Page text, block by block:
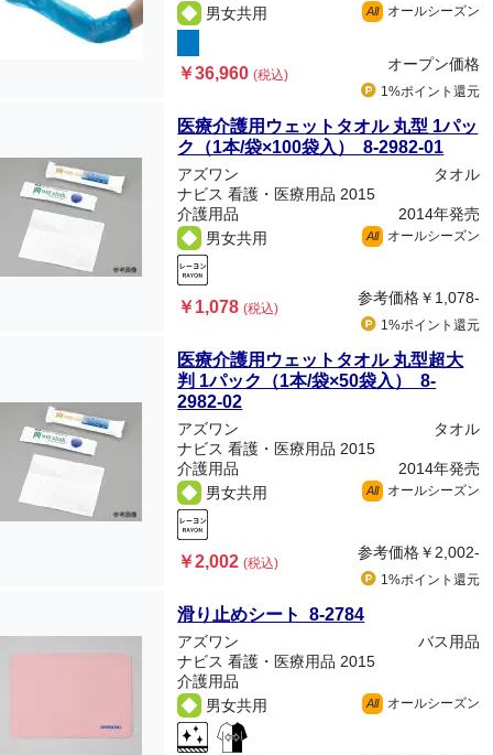
男女共用
All オールシーズン
￥36,960(税込)
オープン価格
1%ポイント 還元
医療介護用ウェットタオル 丸型 1パッ
ク（1本/袋×100袋入） 8-2982-01
アズワン
タオル
ナビス 看護・医療用品 2015
介護用品
2014年発売
男女共用
All オールシーズン
￥1,078(税込)
参考価格￥1,078-
1%ポイント 還元
医療介護用ウェットタオル 丸型超大
判 1パック（1本/袋×50袋入） 8-
2982-02
アズワン
タオル
ナビス 看護・医療用品 2015
介護用品
2014年発売
男女共用
All オールシーズン
￥2,002(税込)
参考価格￥2,002-
1%ポイント 還元
滑り止めシート 8-2784
アズワン
バス用品
ナビス 看護・医療用品 2015
介護用品
男女共用
All オールシーズン